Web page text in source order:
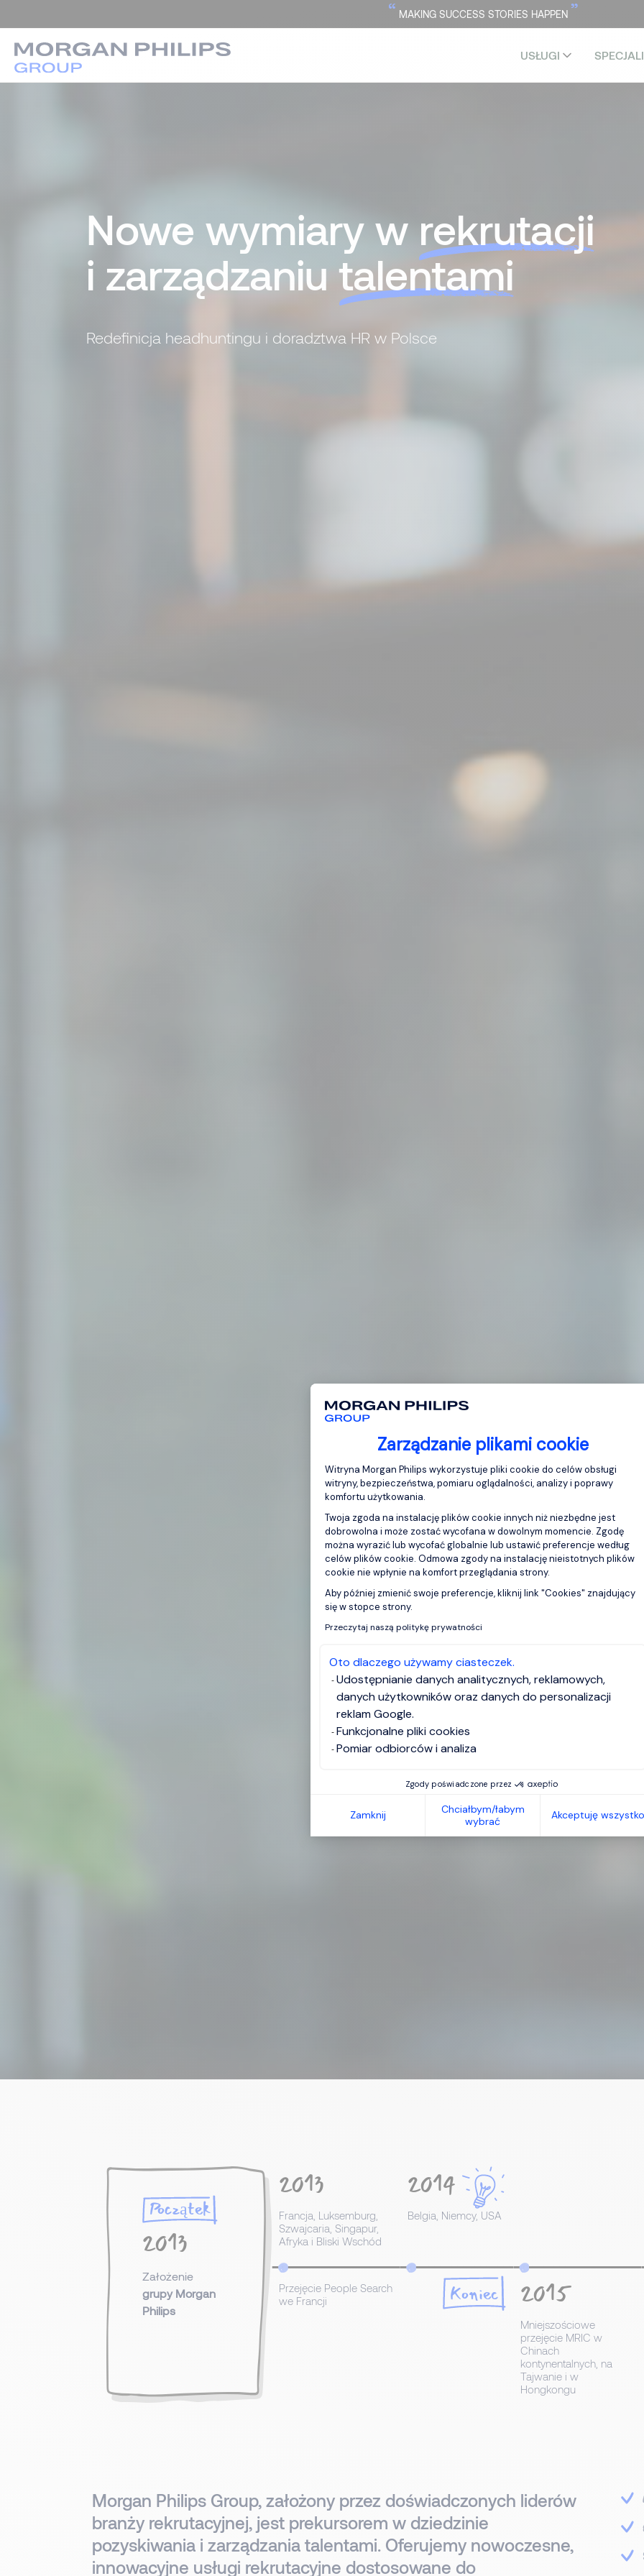
Zarządzanie plikami cookie
Platforma zarządzania zgodą:
Witryna Morgan Philips wykorzystuje pliki cookie do celów obsługi
witryny, bezpieczeństwa, pomiaru oglądalności, analizy i poprawy
komfortu użytkowania.
Twoja zgoda na instalację plików cookie innych niż niezbędne jest
dobrowolna i może zostać wycofana w dowolnym momencie. Zgodę
można wyrazić lub wycofać globalnie lub ustawić preferencje według
celów plików cookie. Odmowa zgody na instalację nieistotnych plików
cookie nie wpłynie na komfort przeglądania strony.
Aby później zmienić swoje preferencje, kliknij link "Cookies" znajdujący
się w stopce strony.
Przeczytaj naszą politykę prywatności
Oto dlaczego używamy ciasteczek.
Udostępnianie danych analitycznych, reklamowych,
danych użytkowników oraz danych do personalizacji
reklam Google.
Funkcjonalne pliki cookies
Pomiar odbiorców i analiza
Zgody poświadczone przez
Zamknij
Chciałbym/łabym
wybrać
Akceptuję
“ MAKING SUCCESS STORIES HAPPEN ”
USŁUGI
Nowe wymiary w rekrutacji
i zarządzaniu talentami
Redefinicja headhuntingu i doradztwa HR w Polsce
Początek
2013
Założenie
grupy Morgan
Philips
2013
Francja, Luksemburg,
Szwajcaria, Singapur,
Afryka i Bliski Wschód
Przejęcie People Search
we Francji
2014
Belgia, Niemcy, USA
Koniec 2015
Mniejszościowe
przejęcie MRIC w
Chinach
kontynentalnych, na
Tajwanie i w
Hongkongu
Morgan Philips Group, założony przez doświadczonych liderów
branży rekrutacyjnej, jest prekursorem w dziedzinie
pozyskiwania i zarządzania talentami. Oferujemy nowoczesne,
innowacyjne usługi rekrutacyjne dostosowane do